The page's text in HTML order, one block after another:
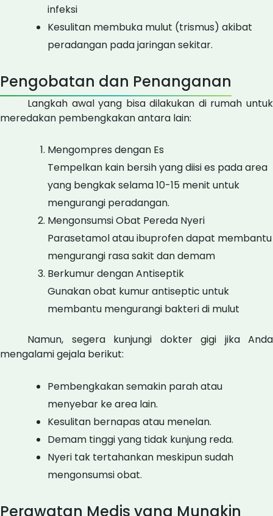
infeksi
Kesulitan membuka mulut (trismus) akibat
peradangan pada jaringan sekitar.
Pengobatan dan Penanganan
Langkah awal yang bisa dilakukan di rumah untuk
meredakan pembengkakan antara lain:
Mengompres dengan Es
Tempelkan kain bersih yang diisi es pada area
yang bengkak selama 10-15 menit untuk
mengurangi peradangan.
Mengonsumsi Obat Pereda Nyeri
Parasetamol atau ibuprofen dapat membantu
mengurangi rasa sakit dan demam
Berkumur dengan Antiseptik
Gunakan obat kumur antiseptic untuk
membantu mengurangi bakteri di mulut
Namun, segera kunjungi dokter gigi jika Anda
mengalami gejala berikut:
Pembengkakan semakin parah atau
menyebar ke area lain.
Kesulitan bernapas atau menelan.
Demam tinggi yang tidak kunjung reda.
Nyeri tak tertahankan meskipun sudah
mengonsumsi obat.
Perawatan Medis yang Mungkin